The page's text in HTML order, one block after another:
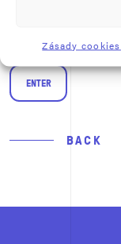
Zásady cookies
BACK